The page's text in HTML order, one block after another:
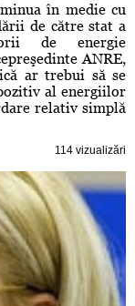
în medie cu
de către stat a
de energie
ANRE,
ar trebui să se
al energiilor
relativ simplă
114 vizualizări